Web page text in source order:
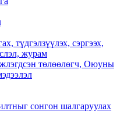
түдгэлзүүлэх, сэргээх,
журам
төлөөлөгч, Оюуны
сонгон шалгаруулах